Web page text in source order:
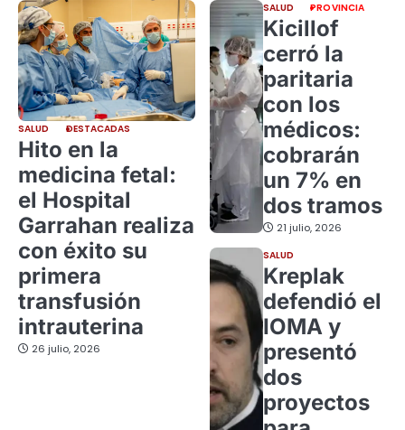
SALUD DESTACADAS
Hito en la
medicina fetal:
el Hospital
Garrahan realiza
con éxito su
primera
transfusión
intrauterina
26 julio, 2026
SALUD PROVINCIA
Kicillof
cerró la
paritaria
con los
médicos:
cobrarán
un 7% en
dos tramos
21 julio, 2026
SALUD
Kreplak
defendió el
IOMA y
presentó
dos
proyectos